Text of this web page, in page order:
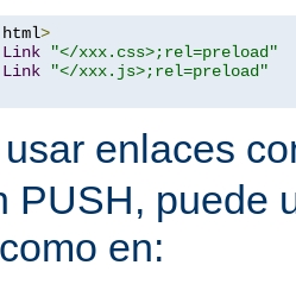
html>
Link
"</xxx.css>;rel=preload"
Link
"</xxx.js>;rel=preload"
enlaces
PUSH, puede
en: